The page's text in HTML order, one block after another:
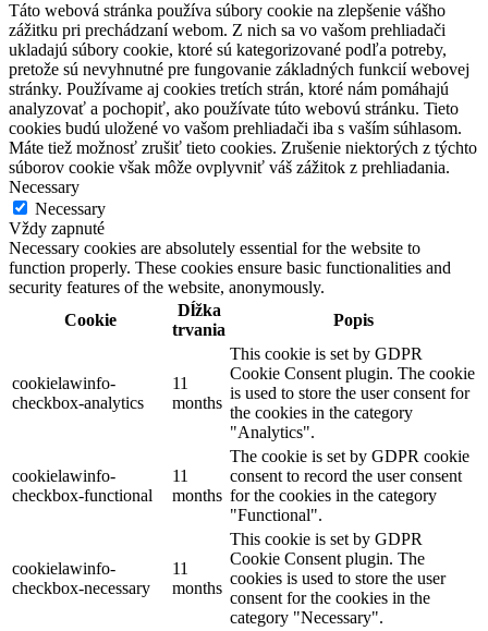
Táto webová stránka používa súbory cookie na zlepšenie vášho
zážitku pri prechádzaní webom. Z nich sa vo vašom prehliadači
ukladajú súbory cookie, ktoré sú kategorizované podľa potreby,
pretože sú nevyhnutné pre fungovanie základných funkcií webovej
stránky. Používame aj cookies tretích strán, ktoré nám pomáhajú
analyzovať a pochopiť, ako používate túto webovú stránku. Tieto
cookies budú uložené vo vašom prehliadači iba s vaším súhlasom.
Máte tiež možnosť zrušiť tieto cookies. Zrušenie niektorých z týchto
súborov cookie však môže ovplyvniť váš zážitok z prehliadania.
Necessary
Necessary
Vždy zapnuté
Necessary cookies are absolutely essential for the website to
function properly. These cookies ensure basic functionalities and
security features of the website, anonymously.
Cookie
Dĺžka
trvania
Popis
cookielawinfo-
checkbox-analytics
11
months
This cookie is set by GDPR
Cookie Consent plugin. The cookie
is used to store the user consent for
the cookies in the category
"Analytics".
cookielawinfo-
checkbox-functional
11
months
The cookie is set by GDPR cookie
consent to record the user consent
for the cookies in the category
"Functional".
cookielawinfo-
checkbox-necessary
11
months
This cookie is set by GDPR
Cookie Consent plugin. The
cookies is used to store the user
consent for the cookies in the
category "Necessary".